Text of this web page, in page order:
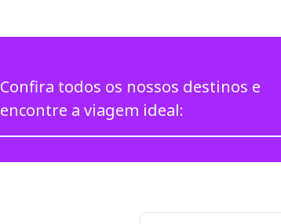
Confira todos os nossos destinos e
encontre a viagem ideal: